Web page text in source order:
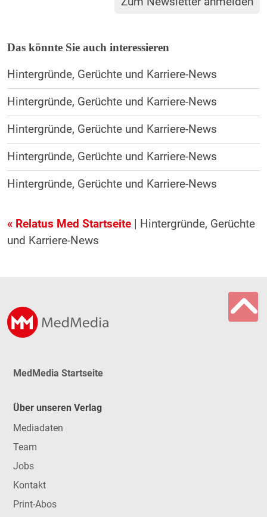
Das könnte Sie auch interessieren
Hintergründe, Gerüchte und Karriere-News
Hintergründe, Gerüchte und Karriere-News
Hintergründe, Gerüchte und Karriere-News
Hintergründe, Gerüchte und Karriere-News
Hintergründe, Gerüchte und Karriere-News
« Relatus Med Startseite| Hintergründe, Gerüchte
und Karriere-News
MedMedia Startseite
Über unseren Verlag
Mediadaten
Team
Jobs
Kontakt
Print-Abos